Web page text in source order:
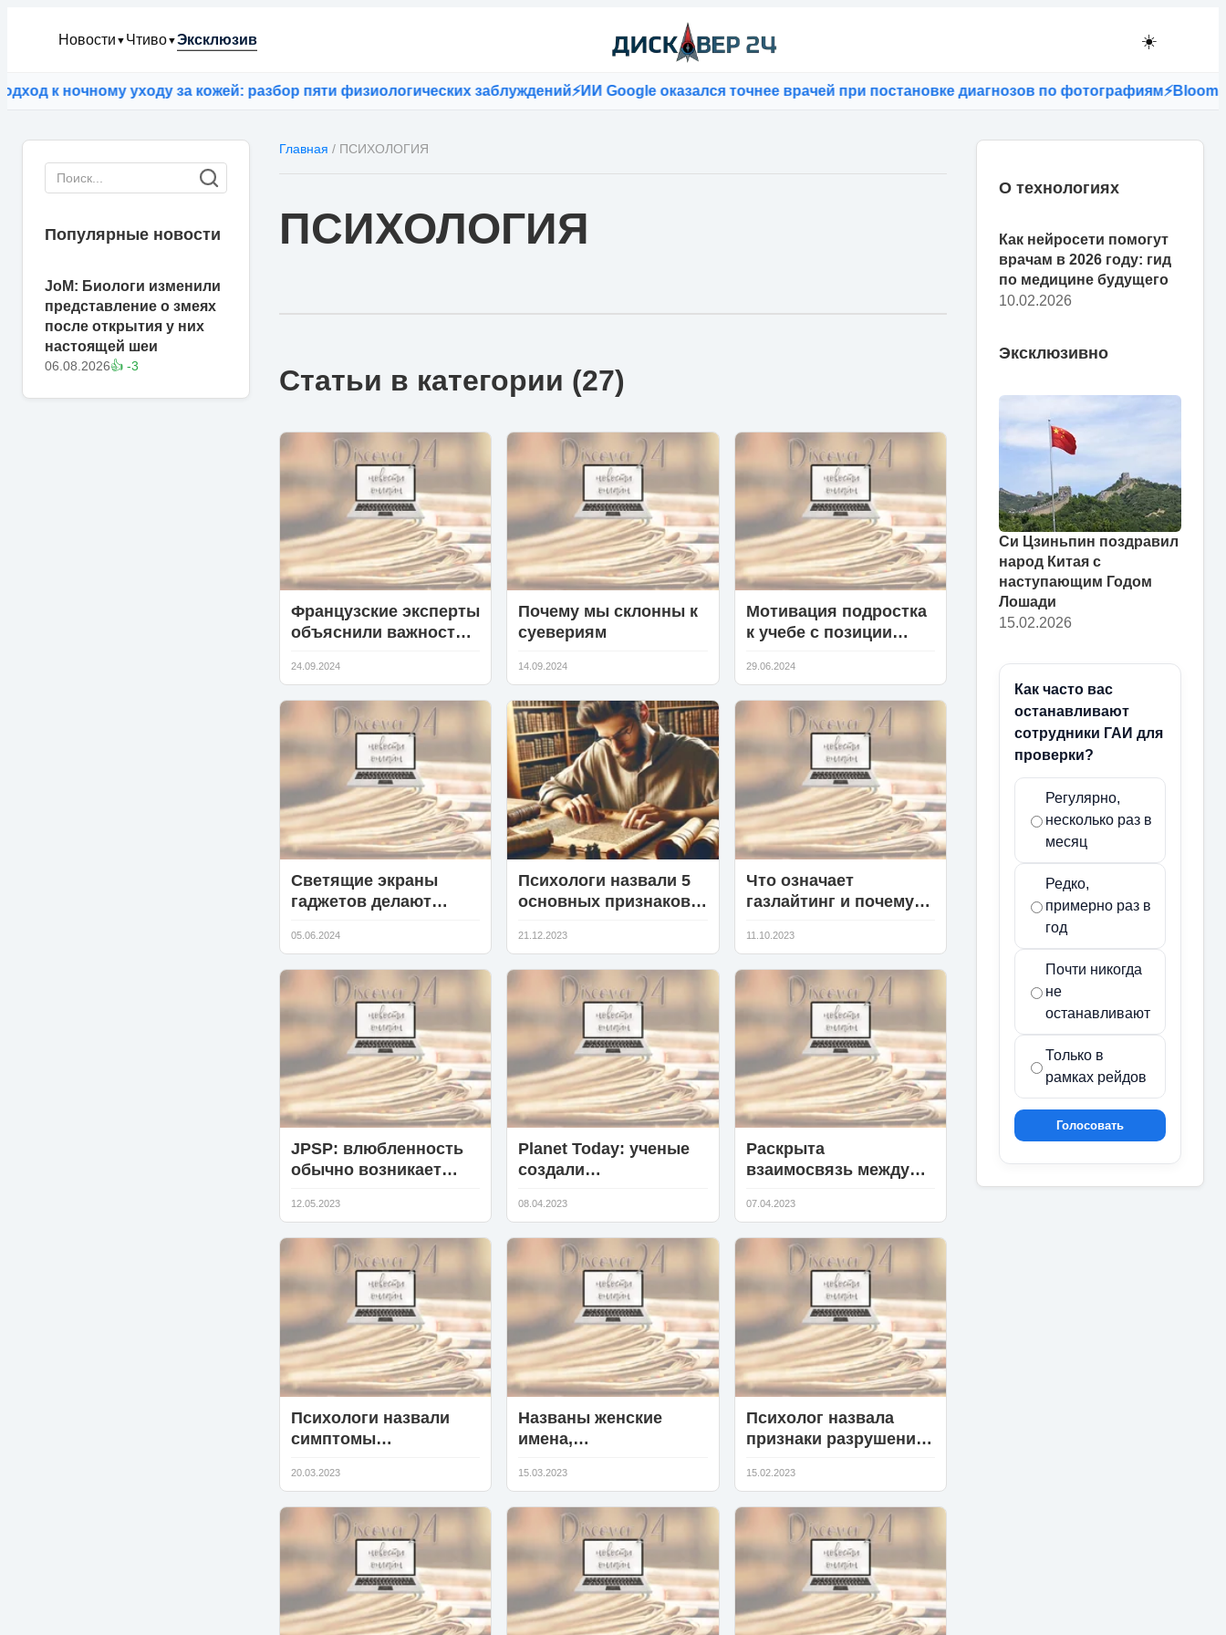
Новости ▼ Чтиво▼Эксклюзив ☀️
уходу за кожей: разбор пяти физиологических заблуждений⚡ИИ Google оказался точнее врачей при постановке диагнозов по фотографиям⚡Bloomberg: если
Популярные новости
JoM: Биологи изменили
представление о змеях
после открытия у них
настоящей шеи
06.08.2026👍 -3
Главная / ПСИХОЛОГИЯ
ПСИХОЛОГИЯ
Статьи в категории (27)
Французские эксперты
объяснили важность
наказания детей
24.09.2024
Почему мы склонны к
суевериям
14.09.2024
Мотивация подростка
к учебе с позиции
29.06.2024
Светящие экраны
гаджетов делают
бесчувственными
05.06.2024
Психологи назвали 5
основных признаков
уровнем интеллекта
21.12.2023
Что означает
газлайтинг и почему
использование этого
упрощено
11.10.2023
JPSP: влюбленность
обычно возникает
общим «внутренним
12.05.2023
Planet Today: ученые
создали
модель достижения
08.04.2023
Раскрыта
взаимосвязь между
прической женщины
07.04.2023
Психологи назвали
симптомы
отношений
20.03.2023
Названы женские
имена,
которых конфликтуют
15.03.2023
Психолог назвала
признаки разрушения
15.02.2023
О технологиях
Как нейросети помогут
врачам в 2026 году: гид
по медицине будущего
10.02.2026
Эксклюзивно
Си Цзиньпин поздравил
народ Китая с
наступающим Годом
Лошади
15.02.2026
Как часто вас
останавливают
сотрудники ГАИ для
проверки?
Регулярно,
несколько раз в
месяц
Редко,
примерно раз в
год
Почти никогда
не
останавливают
Только в
рамках рейдов
Голосовать